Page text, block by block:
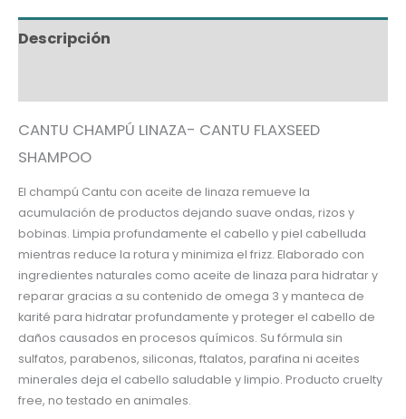
Descripción
CANTU CHAMPÚ LINAZA- CANTU FLAXSEED
SHAMPOO
El champú Cantu con aceite de linaza remueve la
acumulación de productos dejando suave ondas, rizos y
bobinas. Limpia profundamente el cabello y piel cabelluda
mientras reduce la rotura y minimiza el frizz. Elaborado con
ingredientes naturales como aceite de linaza para hidratar y
reparar gracias a su contenido de omega 3 y manteca de
karité para hidratar profundamente y proteger el cabello de
daños causados en procesos químicos. Su fórmula sin
sulfatos, parabenos, siliconas, ftalatos, parafina ni aceites
minerales deja el cabello saludable y limpio. Producto cruelty
free, no testado en animales.